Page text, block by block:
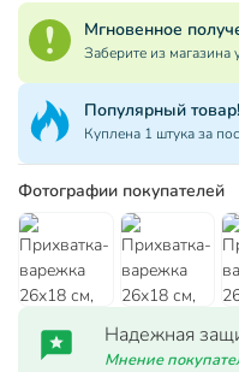
Мгновенное
Заберите из магазина
Популярный товар!
Куплена 1 штука за
Фотографии покупателей
Надежная
Мнение